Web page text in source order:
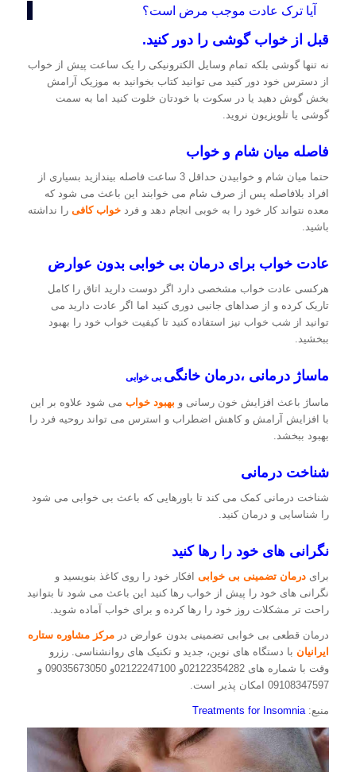
آیا ترک عادت موجب مرض است؟
قبل از خواب گوشی را دور کنید.
نه تنها گوشی بلکه تمام وسایل الکترونیکی را یک ساعت پیش از خواب
از دسترس خود دور کنید می توانید کتاب بخوانید به موزیک آرامش
بخش گوش دهید یا در سکوت با خودتان خلوت کنید اما به سمت
گوشی یا تلویزیون نروید.
فاصله میان شام و خواب
حتما میان شام و خوابیدن حداقل 3 ساعت فاصله بیندازید بسیاری از
افراد بلافاصله پس از صرف شام می خوابند این باعث می شود که
معده نتواند کار خود را به خوبی انجام دهد و فرد خواب کافیرا نداشته
باشید.
عادت خواب برای درمان بی خوابی بدون عوارض
هرکسی عادت خواب مشخصی دارد اگر دوست دارید اتاق را کامل
تاریک کرده و از صداهای جانبی دوری کنید اما اگر عادت دارید می
توانید از شب خواب نیز استفاده کنید تا کیفیت خواب خود را بهبود
ببخشید.
ماساژ درمانی ،درمان خانگی بی خوابی
ماساژ باعث افزایش خون رسانی و بهبود خوابمی شود علاوه بر این
با افزایش آرامش و کاهش اضطراب و استرس می تواند روحیه فرد را
بهبود ببخشد.
شناخت درمانی
شناخت درمانی کمک می کند تا باورهایی که باعث بی خوابی می شود
را شناسایی و درمان کنید.
نگرانی های خود را رها کنید
برای درمان تضمینی بی خوابیافکار خود را روی کاغذ بنویسید و
نگرانی های خود را پیش از خواب رها کنید این باعث می شود تا بتوانید
راحت تر مشکلات روز خود را رها کرده و برای خواب آماده شوید.
درمان قطعی بی خوابی تضمینی بدون عوارض در مرکز مشاوره ستاره
ایرانیان با دستگاه های نوین، جدید و تکنیک های روانشناسی. رزرو
وقت با شماره های 02122354282و 02122247100و 09035673050 و
09108347597 امکان پذیر است.
منبع:Treatments for Insomnia